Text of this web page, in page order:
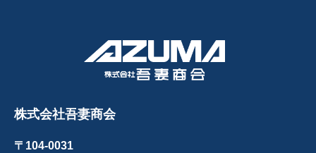
株式会社吾妻商会
〒104-0031